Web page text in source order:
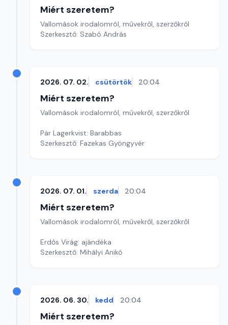
Miért szeretem?
Vallomások irodalomról, művekről, szerzőkről
Szerkesztő: Szabó András
2026. 07. 02. csütörtök 20:04
Miért szeretem?
Vallomások irodalomról, művekről, szerzőkről
Pär Lagerkvist: Barabbas
Szerkesztő: Fazekas Gyöngyvér
2026. 07. 01. szerda 20:04
Miért szeretem?
Vallomások irodalomról, művekről, szerzőkről
Erdős Virág: ajándéka
Szerkesztő: Mihályi Anikó
2026. 06. 30. kedd 20:04
Miért szeretem?